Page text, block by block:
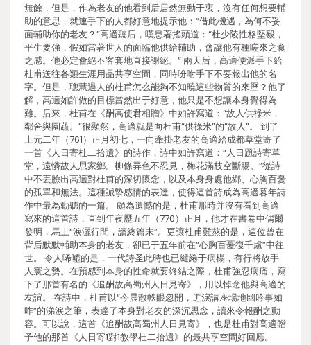
無餘，但是，作為老友的他看到后居然無動于衷，沒有任何想要輔
助的意思，就連手下的人都好意地提示他：“借此機遇，為何不妥
面輔助你的老友？”高適聽后，嘆息著搖頭道：“杜少陵性格堅毅，
平生要強，假如當著世人的面臨他供給輔助，會讓他有種嗟來之食
之感。他必定會絕不客套地直接謝絕。” 兩天后，高適便派手下給
杜甫送往各類生涯用品共享空間，同時吩咐手下不要報出他的名
字。但是，聰慧過人的杜甫怎么能夠不知曉這些物質的來歷？他了
解，高適如許做的目標當然出于好意，他只是不想讓本身覺得為
難。后來，杜甫在《酬高使君相贈》中如許寫道：“故人供祿米，
鄰舍與園蔬。”很顯然，高適就是向杜甫“供祿米”的“故人”。 到了
上元二年（761）正月初七，一向牽掛老友的高適給成都草堂寄了
一首《人日寄杜二拾遺》的詩作，詩中如許寫道：“人日題詩寄草
堂，遠憐故人思家鄉。柳條弄色不忍見，梅花滿枝空斷腸。”從詩
中不丟臉出高適對杜甫的深切懷念，以及本身身處他鄉、心胸百憂
的孤單和無法。這種誠摯感情的表達，使得這首詩成為高適暮年詩
作中最為動聽的一篇。 頗為遺憾的是，杜甫那時并沒有看到高適
寫來的這首詩，直到年夜歷五年（770）正月，他才在書卷中偶爾
發明，馬上“淚灑行間，讀終篇末”。更讓杜甫難熬的是，這位曾在
背后默默輔助本身的老友，卻已于五年前在“心胸百憂復千慮”中往
世。 令人唏噓的是，一代詩圣此時也已繾綣于病榻，有行將放手
人寰之勢。在預感到本身的性命就要終結之際，杜甫強忍病痛，寫
下了那首有名的《追酬故高蜀州人日見寄》，用以悼念他與高適的
友誼。 在詩中，杜甫以“今晨散帙眼忽開，迸淚講座場地幽吟事如
昨”的涕淚之筆，表達了本身對老友的深沉思念，讀來令報酬之動
容。可以說，這首《追酬故高蜀州人日見寄》，也是杜甫對高適贈
予他的那首《人日寄1對1教學杜二拾遺》的最共享空間好回應。